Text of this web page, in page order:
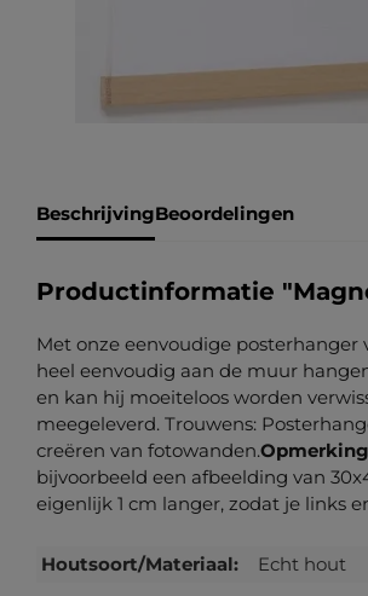
BeschrijvingBeoordelingen
Productinformatie
Met onze eenvoudige
heel eenvoudig aan de muur
en kan hij moeiteloos worden
meegeleverd. Trouwens:
creëren van fotowanden.
bijvoorbeeld een afbeelding van
eigenlijk 1 cm langer, zodat je links
Houtsoort/Materiaal: Echt hout